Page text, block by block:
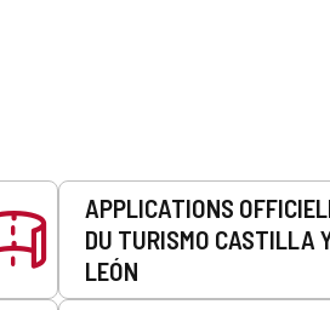
APPLICATIONS
DU TURISMO CASTILLA
LEÓN